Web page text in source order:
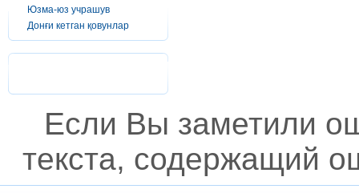
Юзма-юз учрашув
Донғи кетган қовунлар
Если Вы заметили
текста, содержащий